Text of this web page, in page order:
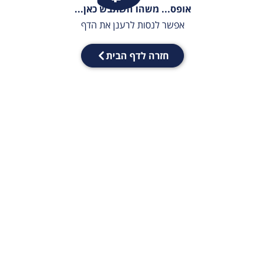
אופס... משהו השתבש כאן...
אפשר לנסות לרענן את הדף
חזרה לדף הבית